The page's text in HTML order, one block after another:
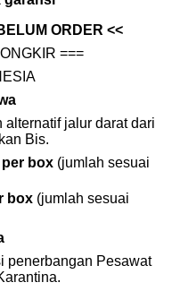
ORDER <<
===
jalur darat dari
Bis.
per box (jumlah sesuai
box (jumlah sesuai
penerbangan Pesawat